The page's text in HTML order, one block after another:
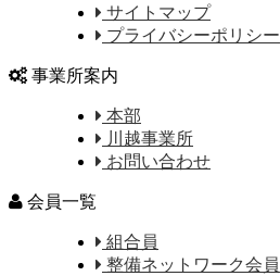
サイトマップ
プライバシーポリシー
事業所案内
本部
川越事業所
お問い合わせ
会員一覧
組合員
整備ネットワーク会員